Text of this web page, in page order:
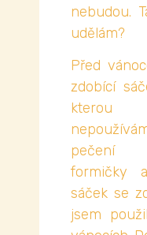
nebudou.
udělám?
Před
zdobící
kterou
pečení
formičky
sáček se
jsem